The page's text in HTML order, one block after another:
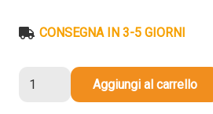
CONSEGNA IN 3-5 GIORNI
compatibile
Aggiungi al carrello